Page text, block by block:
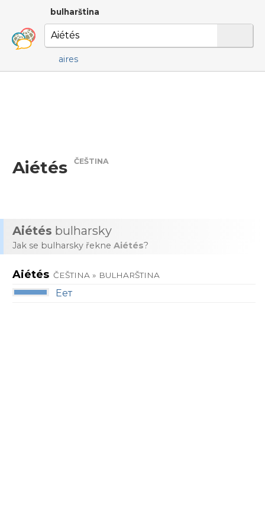
bulharština
aires
Aiétés ČEŠTINA
Aiétés bulharsky
Jak se bulharsky řekne Aiétés?
Aiétés ČEŠTINA » BULHARŠTINA
Еет